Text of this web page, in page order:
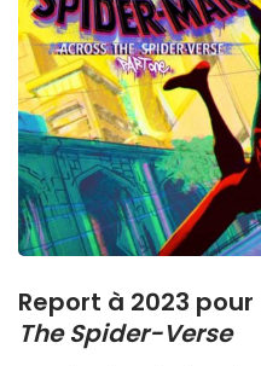
Report à 2023 pour
The Spider-Verse